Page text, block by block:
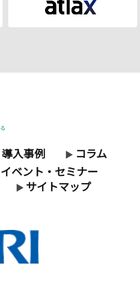
導入事例 ▶ コラム
イベント・セミナー
▶ サイトマップ